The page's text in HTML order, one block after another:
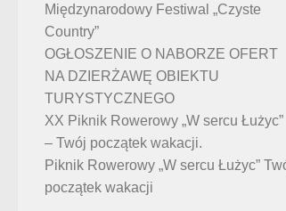
Międzynarodowy Festiwal „Czyste
Country”
OGŁOSZENIE O NABORZE OFERT
NA DZIERŻAWĘ OBIEKTU
TURYSTYCZNEGO
XX Piknik Rowerowy „W sercu Łużyc”
– Twój początek wakacji.
Piknik Rowerowy „W sercu Łużyc”
początek wakacji